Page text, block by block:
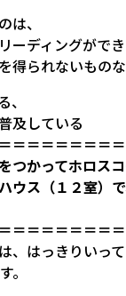
は、
ーディングができ
得られないものな
、
及している
＝＝＝＝＝＝＝
つかってホロスコ
ウス（１２室）
＝＝＝＝＝＝＝
、はっきりいっ
。